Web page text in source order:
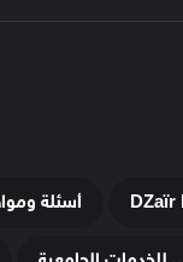
DZaïr أسئلة